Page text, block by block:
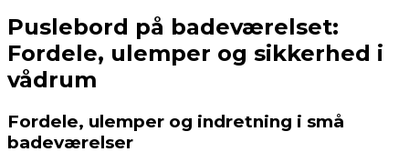
Puslebord på badeværelset:
Fordele, ulemper og sikkerhed i
vådrum
Fordele, ulemper og indretning i små
badeværelser